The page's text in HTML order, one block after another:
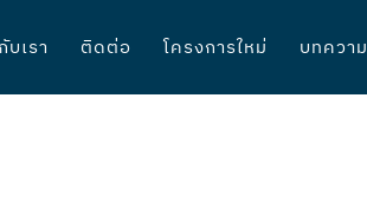
บเรา ติดต่อ โครงการใหม่ บทความ